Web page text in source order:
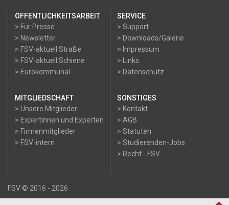
ÖFFENTLICHKEITSARBEIT
> Für Presse
> Newsletter
> FSV-aktuell Straße
> FSV-aktuell Schiene
> Eurokommunal
SERVICE
> Support
> Downloads/Galerie
> Impressum
> Links
> Datenschutz
MITGLIEDSCHAFT
> Unsere Mitglieder
> Expertinnen und Experten
> Firmenmitglieder
> FSV-intern
SONSTIGES
> Kontakt
> AGB
> Statuten
> Studierenden-Jobs
> Recht - FSV
FSV © 2016 - 2026